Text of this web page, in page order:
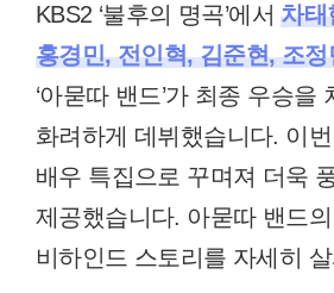
KBS2 ‘불후의 명곡’에서차태
홍경민, 전인혁, 김준현, 조정
‘아묻따 밴드’가 최종 우승을
화려하게 데뷔했습니다. 이
배우 특집으로 꾸며져 더욱
제공했습니다. 아묻따 밴드
비하인드 스토리를 자세히